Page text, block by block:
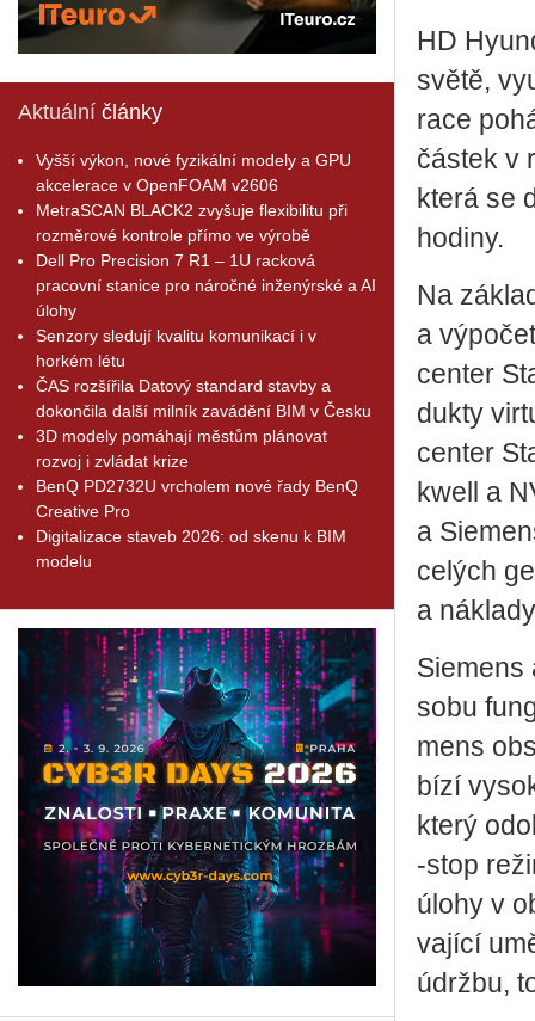
Aktuální články
Vyšší výkon, nové fyzikální modely a GPU
akcelerace v OpenFOAM v2606
MetraSCAN BLACK2 zvyšuje flexibilitu při
rozměrové kontrole přímo ve výrobě
Dell Pro Precision 7 R1 – 1U racková
pracovní stanice pro náročné inženýrské a AI
úlohy
Senzory sledují kvalitu komunikací i v
horkém létu
ČAS rozšířila Datový standard stavby a
dokončila další milník zavádění BIM v Česku
3D modely pomáhají městům plánovat
rozvoj i zvládat krize
BenQ PD2732U vrcholem nové řady BenQ
Creative Pro
Digitalizace staveb 2026: od skenu k BIM
modelu
HD
světě,
ra­ce
čás­tek v
která se
ho­di­ny.
Na
a
cen­ter
duk­ty
cen­ter
kwell a
a
ce­lých
a
Sie­mens
so­bu
mens
bí­zí
který
‑stop
úlohy v
va­jí­cí
údrž­bu,